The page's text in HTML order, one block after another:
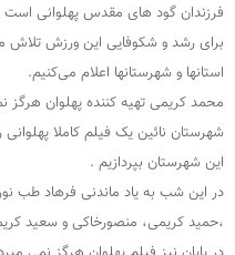
فرزندان گود های مقدس پهلوانی است
برای رشد و شکوفایی این ورزش تلاش
استانها و شهرستانها اعلام می‌کنیم.
محمد کریمی تهیه کننده پهلوان
شهرستان نائین یک فیلم کاملا
این شهرستان بپردازیم .
در این شب به یاد ماندنی فرهاد طب
،حمید کریمی، منصورخاکی و سعید